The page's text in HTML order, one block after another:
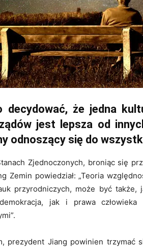
decydować, że jedna
jest lepsza od
odnoszący się do
Zjednoczonych, broniąc się
Zemin powiedział: „Teoria
przyrodniczych, może być
jak i prawa
prezydent Jiang powinien trzymać